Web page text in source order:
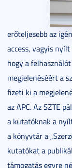
erőteljesebb az
access, vagyis
hogy a
megjelenéséért a
fizeti ki a
az APC. Az SZTE
a kutatóknak a
a könyvtár a
kutatókat a
támogatás egyre